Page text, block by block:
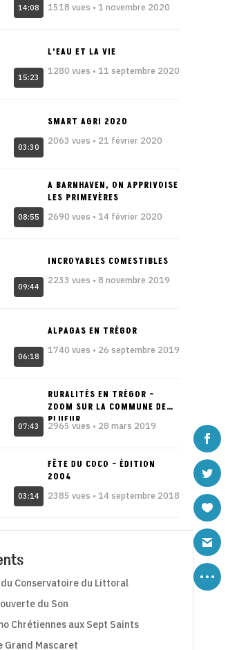
14:08 1518 vues • 1 novembre 2020
15:23
L’EAU ET LA VIE
1280 vues • 11 septembre 2020
03:30
SMART AGRI 2020
2063 vues • 21 février 2020
08:55
A BARNHAVEN, ON APPRIVOISE
LES PRIMEVÈRES
2690 vues • 14 février 2020
09:44
INCROYABLES COMESTIBLES
2233 vues • 8 novembre 2019
06:18
ALPAGAS EN TRÉGOR
1740 vues • 26 septembre 2019
07:43
RURALITÉS EN TRÉGOR –
ZOOM SUR LA COMMUNE DE
PLUFUR
2965 vues • 28 mars 2019
03:14
FÊTE DU COCO – ÉDITION
2004
2385 vues • 14 septembre 2018
Conservatoire du Littoral
du Son
Chrétiennes aux Sept Saints
Grand Mascaret